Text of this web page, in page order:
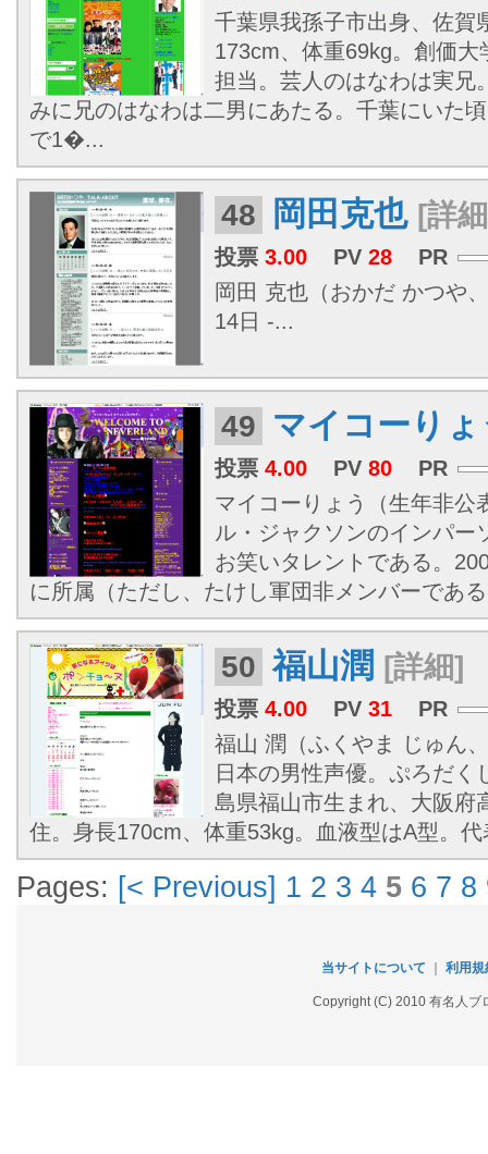
千葉県我孫子市出身、佐賀
173cm、体重69kg。創価
担当。芸人のはなわは実兄
みに兄のはなわは二男にあたる。千葉にいた
で1�...
48 岡田克也 [詳
投票 3.00 PV 28
PR
岡田 克也（おかだ かつや
14日 -...
49 マイコーり
投票 4.00 PV 80
PR
マイコーりょう（生年非公
ル・ジャクソンのインパー
お笑いタレントである。
に所属（ただし、たけし軍団非メンバーであ
50 福山潤 [詳細]
投票 4.00 PV 31
PR
福山 潤（ふくやま じゅん
日本の男性声優。ぷろだく
島県福山市生まれ、大阪府
住。身長170cm、体重53kg。血液型はA型。
Pages: [< Previous] 1 2 3 4 5 6 7 8
当サイトについて 利用規
Copyright (C) 2010 有名人ブ